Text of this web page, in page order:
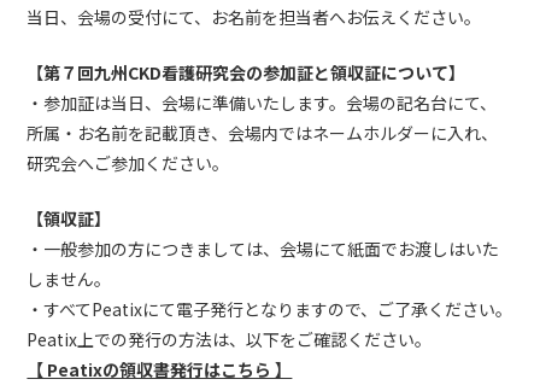
当日、会場の受付にて、お名前を担当者へお伝えください。
【第７回九州CKD看護研究会の参加証と領収証について】
・参加証は当日、会場に準備いたします。会場の記名台にて、
所属・お名前を記載頂き、会場内ではネームホルダーに入れ、
研究会へご参加ください。
【領収証】
・一般参加の方につきましては、会場にて紙面でお渡しはいた
しません。
・すべてPeatixにて電子発行となりますので、ご了承ください。
Peatix上での発行の方法は、以下をご確認ください。
【 Peatixの領収書発行はこちら 】